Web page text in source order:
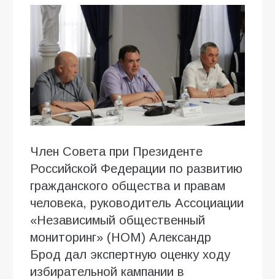
Член Совета при Президенте
Российской Федерации по развитию
гражданского общества и правам
человека, руководитель Ассоциации
«Независимый общественный
мониторинг» (НОМ) Александр
Брод дал экспертную оценку ходу
избирательной кампании в